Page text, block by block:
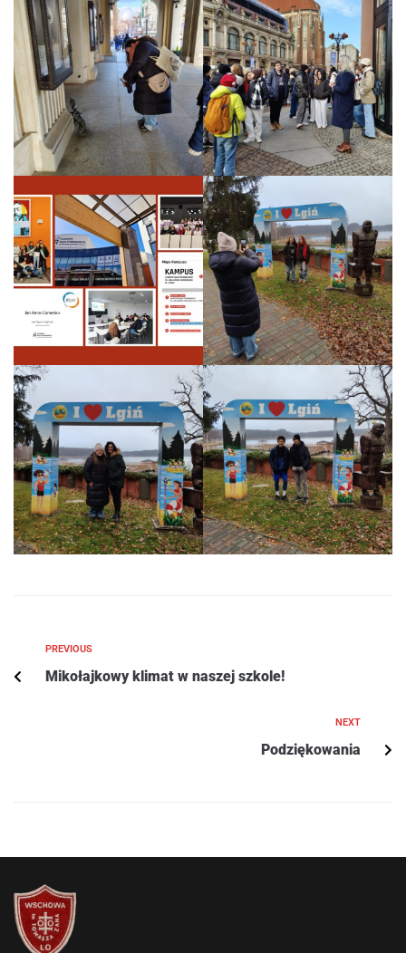
PREVIOUS
Mikołajkowy klimat w naszej szkole!
NEXT
Podziękowania